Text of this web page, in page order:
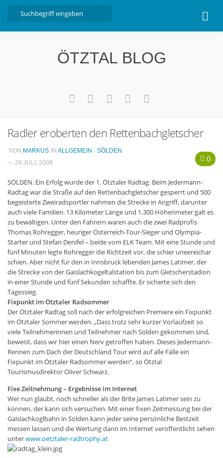
Nützliche Informationen
Free W-LAN Verzeichnis Ötztal
Kostenloser Bustransfer ins Gletscherskigebiet von
Sölden
Impressum
Kontakt
Datenschutzerklärung
ÖTZTAL BLOG
Radler eroberten den Rettenbachgletscher
0
VON MARKUS IN ALLGEMEIN · SÖLDEN
— 28 JULI, 2008
SÖLDEN. Ein Erfolg wurde der 1. Ötztaler Radtag. Beim Jedermann-
Radtag war die Straße auf den Rettenbachgletscher gesperrt und 500
begeisterte Zweiradsportler nahmen die Strecke in Angriff, darunter
auch viele Familien. 13 Kilometer Länge und 1.300 Höhenmeter galt es
zu bewältigen. Unter den Fahrern waren auch die zwei Radprofis
Thomas Rohregger, heuriger Österreich-Tour-Sieger und Olympia-
Starter und Stefan Denifel – beide vom ELK Team. Mit eine Stunde und
fünf Minuten legte Rohregger die Richtzeit vor, die schier uneereichar
schien. Aber nicht für den in Innsbruck lebenden James Latimer, der
die Strecke von der Gaislachkogeltalstation bis zum Gletscherstadion
in einer Stunde und fünf Sekunden schaffte. Er sicherte sich den
Tagessieg.
Fixpunkt im Ötztaler Radsommer
Der Ötztaler Radtag soll nach der erfolgreichen Premiere ein Fixpunkt
im Ötztaler Sommer werden. „Dass trotz sehr kurzer Vorlaufzeit so
viele Teilnehmerinnen und Teilnehmer nach Sölden gekommen sind,
beweist, dass wir hier einen Nerv getroffen haben. Dieses Jedermann-
Rennen zum Dach der Deutschland Tour wird auf alle Fälle ein
Fixpunkt im Ötztaler Radsommer werden“, so Ötztal
Tourismusdirektor Oliver Schwarz.
Fixe Zeitnehmung – Ergebnisse im Internet
Wer nun glaubt, noch schneller als der Brite James Latimer sein zu
können, der kann sich versuchen. Mit einer fixen Zeitmessung bei der
Gaislachkoglbahn in Sölden kann jeder seine persönliche Bestzeit
messen lassen und die Wertung dann im Internet veröffentlicht sehen
unterwww.oetztaler-radtrophy.at